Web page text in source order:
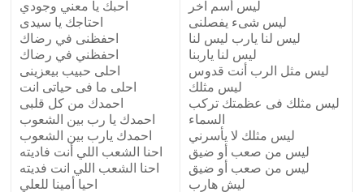
احبك يا معني وجودي
احتاجك يا سيدى
احفظنى في رضاك
احفظني في رضاك
احلى حبيب بيعزينى
احلى ما فى حياتى انت
احمدك من كل قلبى
احمدك يا رب بين الشعوب
احمدك يارب بين الشعوب
احنا الشعب اللي أنت فاديته
احنا الشعب اللي انت فديته
احيا أمينا للعلي
ليس أسم اخر
ليس شىء يفصلنى
ليس لنا يارب ليس لنا
ليس لنا ياربنا
ليس مثل الرب أنت قدوس
ليس مثلك
ليس مثلك فى عظمتك تركب
السماء
ليس مثلك لا يأسرني
ليس من صعب أو ضيق
ليس من صعب أو ضيق
ليش هارب